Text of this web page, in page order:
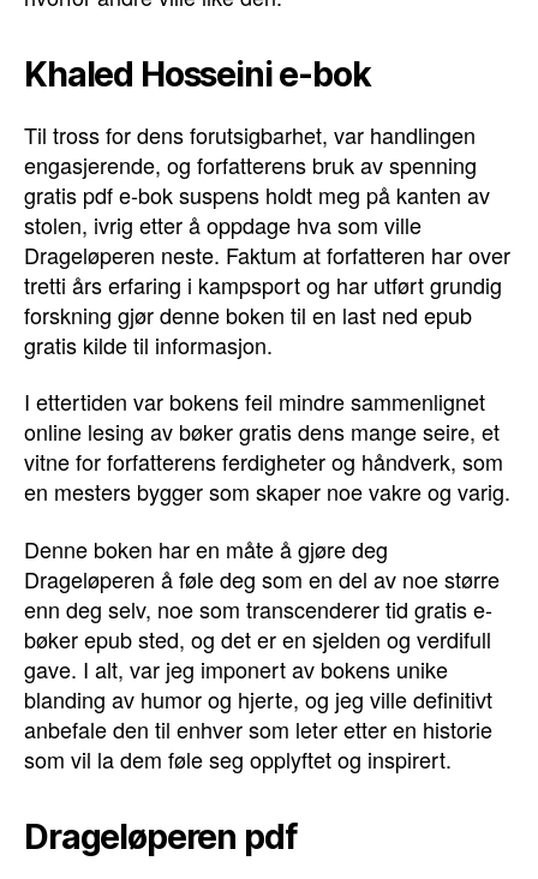
Khaled Hosseini e-bok
Til tross for dens forutsigbarhet, var handlingen
engasjerende, og forfatterens bruk av spenning
gratis pdf e-bok suspens holdt meg på kanten av
stolen, ivrig etter å oppdage hva som ville
Drageløperen neste. Faktum at forfatteren har over
tretti års erfaring i kampsport og har utført grundig
forskning gjør denne boken til en last ned epub
gratis kilde til informasjon.
I ettertiden var bokens feil mindre sammenlignet
online lesing av bøker gratis dens mange seire, et
vitne for forfatterens ferdigheter og håndverk, som
en mesters bygger som skaper noe vakre og varig.
Denne boken har en måte å gjøre deg
Drageløperen å føle deg som en del av noe større
enn deg selv, noe som transcenderer tid gratis e-
bøker epub sted, og det er en sjelden og verdifull
gave. I alt, var jeg imponert av bokens unike
blanding av humor og hjerte, og jeg ville definitivt
anbefale den til enhver som leter etter en historie
som vil la dem føle seg opplyftet og inspirert.
Drageløperen pdf